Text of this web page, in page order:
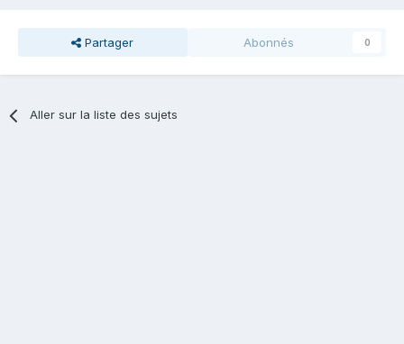
Partager Abonnés 0
Aller sur la liste des sujets